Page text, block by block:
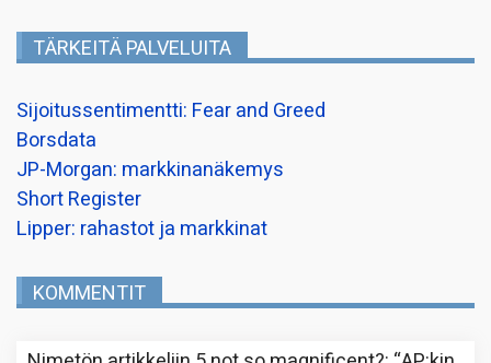
TÄRKEITÄ PALVELUITA
Sijoitussentimentti: Fear and Greed
Borsdata
JP-Morgan: markkinanäkemys
Short Register
Lipper: rahastot ja markkinat
KOMMENTIT